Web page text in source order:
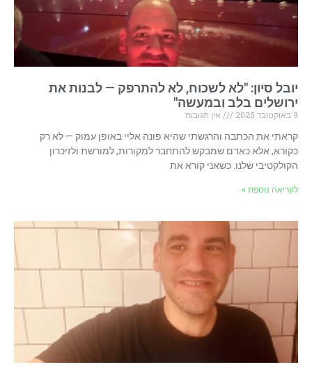
יובל סיון: "לא לשכוח, לא להתרפק — לבנות את
ירושלים בלב ובמעשה"
9 באוקטובר 2025
אין תגובות
קראתי את הכתבה והרגשתי שהיא פונה אליי באופן עמוק — לא רק
כקורא, אלא כאדם שמבקש להתחבר למקורות, למורשת ולזיכרון
הקולקטיבי שלנו. כשאני קורא את
לקריאה נוספת »